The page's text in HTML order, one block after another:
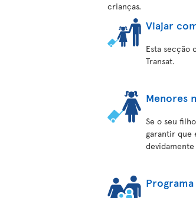
crianças.
Viajar
Esta secção
Transat.
Menores
Se o seu
garantir que